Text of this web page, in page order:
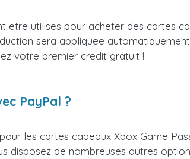
etre utilises pour acheter des cartes
sera appliquee
votre premier credit gratuit !
PayPal ?
les cartes cadeaux Xbox Game
disposez de nombreuses autres